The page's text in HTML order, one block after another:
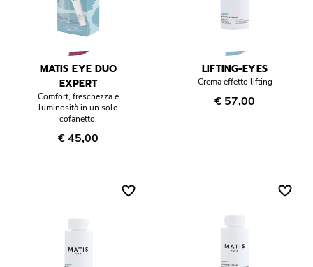
MATIS EYE DUO
EXPERT
Comfort, freschezza e
luminosità in un solo
cofanetto.
€ 45,00
LIFTING-EYES
Crema effetto lifting
€ 57,00